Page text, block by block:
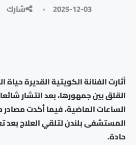
2025-12-03 شارك
أثارت الفنانة الكويتية القديرة
القلق بين جمهورها، بعد انتشار
الساعات الماضية، فيما أكدت
المستشفى بلندن لتلقي العلاج
حادة.